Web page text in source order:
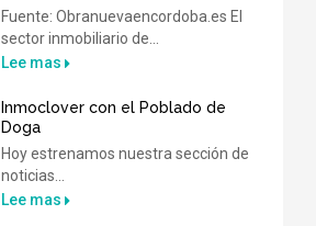
Fuente: Obranuevaencordoba.es El
sector inmobiliario de...
Lee mas
Inmoclover con el Poblado de
Doga
Hoy estrenamos nuestra sección de
noticias...
Lee mas